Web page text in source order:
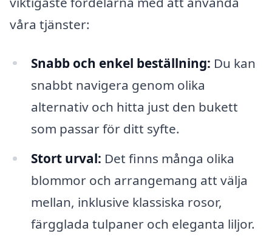
våra tjänster:
Snabb och enkel beställning: Du kan
snabbt navigera genom olika
alternativ och hitta just den bukett
som passar för ditt syfte.
Stort urval: Det finns många olika
blommor och arrangemang att välja
mellan, inklusive klassiska rosor,
färgglada tulpaner och eleganta liljor.